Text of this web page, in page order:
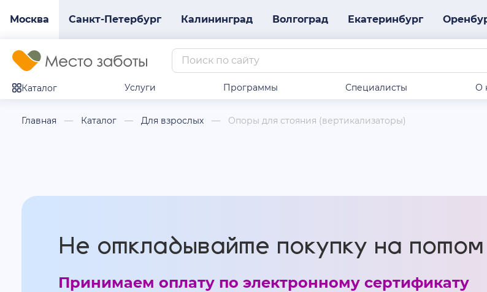
Москва Санкт-Петербург Калининград Волгоград Екатеринбург
Каталог Услуги Программы Специалисты О
Главная Каталог Для взрослых Опоры для стояния (вертикализаторы)
Не откладывайте покупку на потом
Принимаем оплату по электронному сертификату